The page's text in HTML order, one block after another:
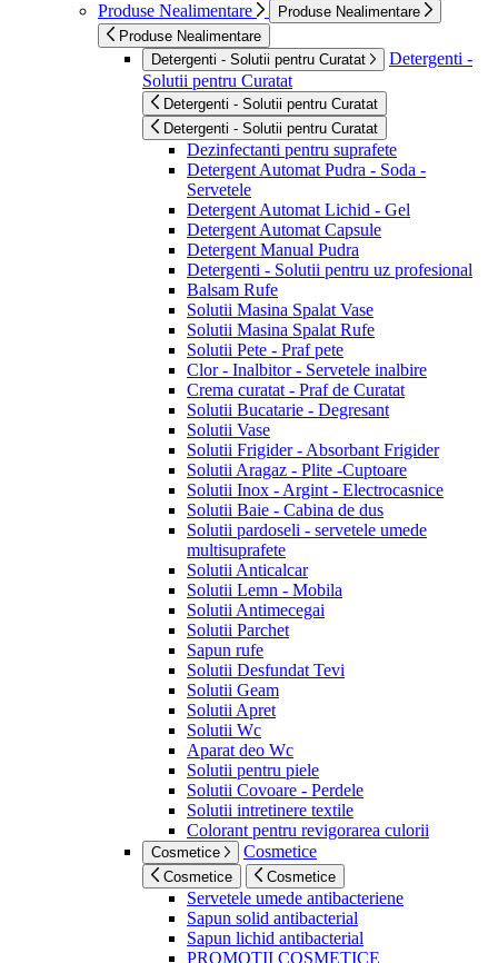
Produse Nealimentare
Produse Nealimentare
Produse Nealimentare
Detergenti - Solutii pentru Curatat
Detergenti -
Solutii pentru Curatat
Detergenti - Solutii pentru Curatat
Detergenti - Solutii pentru Curatat
Dezinfectanti pentru suprafete
Detergent Automat Pudra - Soda -
Servetele
Detergent Automat Lichid - Gel
Detergent Automat Capsule
Detergent Manual Pudra
Detergenti - Solutii pentru uz profesional
Balsam Rufe
Solutii Masina Spalat Vase
Solutii Masina Spalat Rufe
Solutii Pete - Praf pete
Clor - Inalbitor - Servetele inalbire
Crema curatat - Praf de Curatat
Solutii Bucatarie - Degresant
Solutii Vase
Solutii Frigider - Absorbant Frigider
Solutii Aragaz - Plite -Cuptoare
Solutii Inox - Argint - Electrocasnice
Solutii Baie - Cabina de dus
Solutii pardoseli - servetele umede
multisuprafete
Solutii Anticalcar
Solutii Lemn - Mobila
Solutii Antimecegai
Solutii Parchet
Sapun rufe
Solutii Desfundat Tevi
Solutii Geam
Solutii Apret
Solutii Wc
Aparat deo Wc
Solutii pentru piele
Solutii Covoare - Perdele
Solutii intretinere textile
Colorant pentru revigorarea culorii
Cosmetice Cosmetice
Cosmetice Cosmetice
Servetele umede antibacteriene
Sapun solid antibacterial
Sapun lichid antibacterial
PROMOTII COSMETICE